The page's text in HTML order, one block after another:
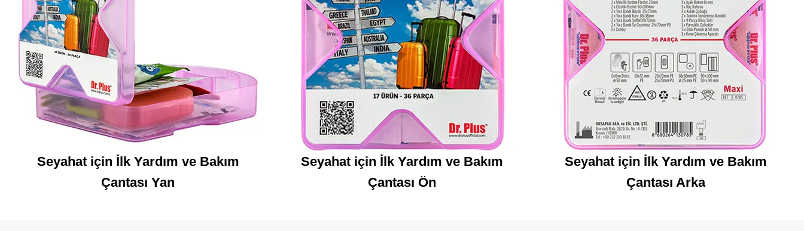
Seyahat için İlk Yardım ve Bakım
Çantası Yan
Seyahat için İlk Yardım ve Bakım
Çantası Ön
Seyahat için İlk Yardım ve Bakım
Çantası Arka